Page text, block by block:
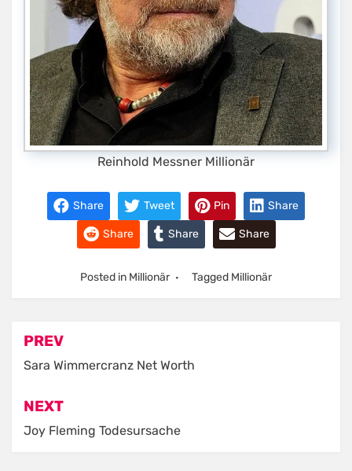
Reinhold Messner Millionär
Share Tweet Pin Share
Share Share Share
Posted in Millionär Tagged Millionär
Post
navigation
PREV
Sara Wimmercranz Net Worth
NEXT
Joy Fleming Todesursache